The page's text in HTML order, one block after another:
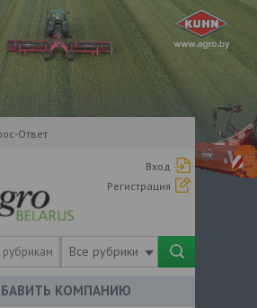
Ответ
Вход
Регистрация
Все рубрики
КОМПАНИЮ